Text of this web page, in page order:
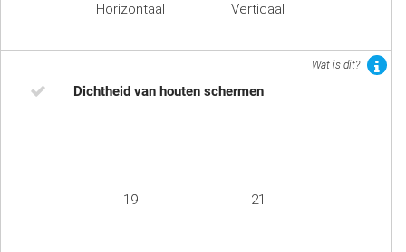
Horizontaal Verticaal
Wat is dit?
Dichtheid van houten schermen
19 21